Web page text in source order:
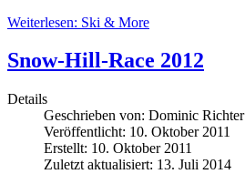
Weiterlesen: Ski & More
Snow-Hill-Race 2012
Details
Geschrieben von: Dominic Richter
Veröffentlicht: 10. Oktober 2011
Erstellt: 10. Oktober 2011
Zuletzt aktualisiert: 13. Juli 2014